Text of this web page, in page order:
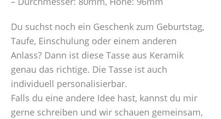
Du suchst noch ein Geschenk zum Geburtstag,
Taufe, Einschulung oder einem anderen
Anlass? Dann ist diese Tasse aus Keramik
genau das richtige. Die Tasse ist auch
individuell personalisierbar.
Falls du eine andere Idee hast, kannst du mir
gerne schreiben und wir schauen gemeinsam,